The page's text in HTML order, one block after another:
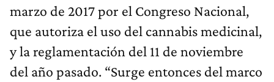
marzo de 2017 por el Congreso Nacional,
que autoriza el uso del cannabis medicinal,
y la reglamentación del 11 de noviembre
del año pasado. “Surge entonces del marco